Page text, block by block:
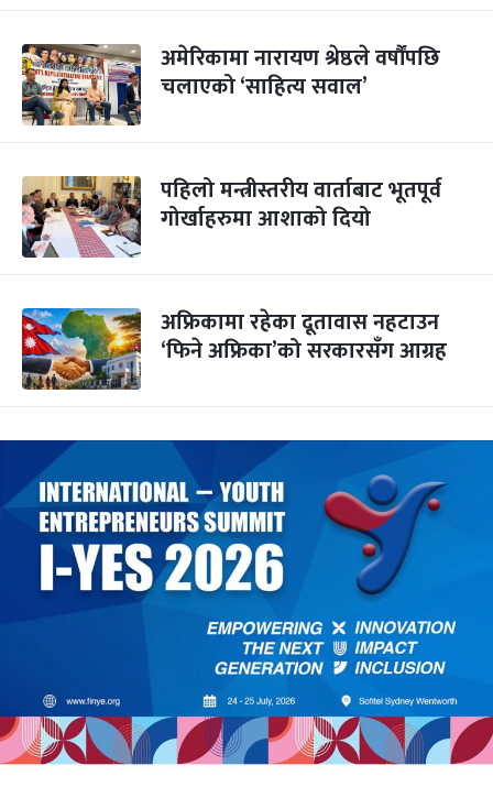
अमेरिकामा नारायण श्रेष्ठले वर्षौंपछि
चलाएको ‘साहित्य सवाल’
पहिलो मन्त्रीस्तरीय वार्ताबाट भूतपूर्व
गोर्खाहरुमा आशाको दियो
अफ्रिकामा रहेका दूतावास नहटाउन
‘फिने अफ्रिका’को सरकारसँग आग्रह